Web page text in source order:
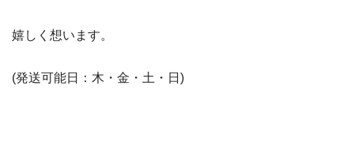
嬉しく想います。
(発送可能日：木・金・土・日)